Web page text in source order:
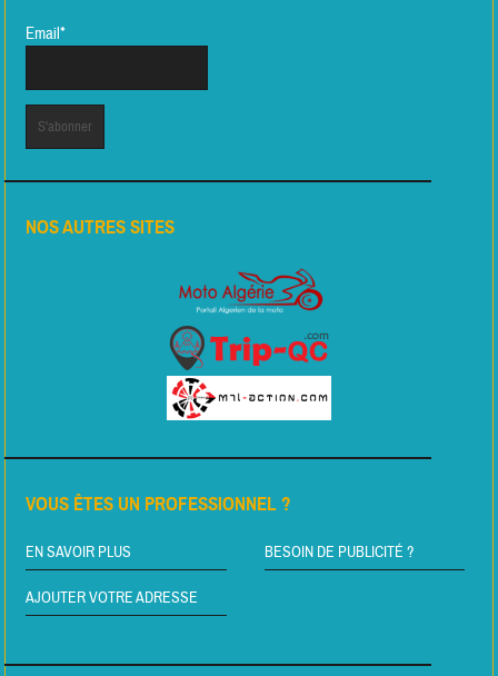
Email*
NOS AUTRES SITES
VOUS ÊTES UN PROFESSIONNEL ?
EN SAVOIR PLUS BESOIN DE PUBLICITÉ ?
AJOUTER VOTRE ADRESSE